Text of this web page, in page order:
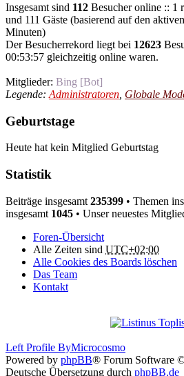
Insgesamt sind 112 Besucher online :: 1
und 111 Gäste (basierend auf den
Minuten)
Der Besucherrekord liegt bei 12623
00:53:57 gleichzeitig online waren.
Mitglieder: Bing [Bot]
Legende: Administratoren Globale
Geburtstage
Heute hat kein Mitglied Geburtstag
Statistik
Beiträge insgesamt 235399 • Themen
insgesamt 1045 • Unser neuestes
Foren-Übersicht
Alle Zeiten sind UTC+02:00
Alle Cookies des Boards löschen
Das Team
Kontakt
Left Profile ByMicrocosmo
Powered by phpBB® Forum Software
Deutsche Übersetzung durch phpBB.de